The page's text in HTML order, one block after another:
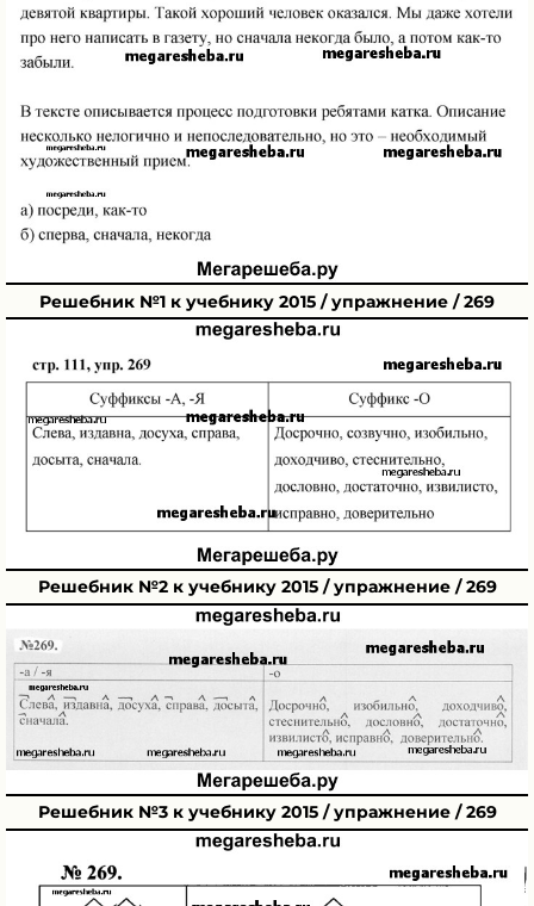
Решебник №1 к учебнику 2015 / упражнение / 269
Решебник №2 к учебнику 2015 / упражнение / 269
Решебник №3 к учебнику 2015 / упражнение / 269